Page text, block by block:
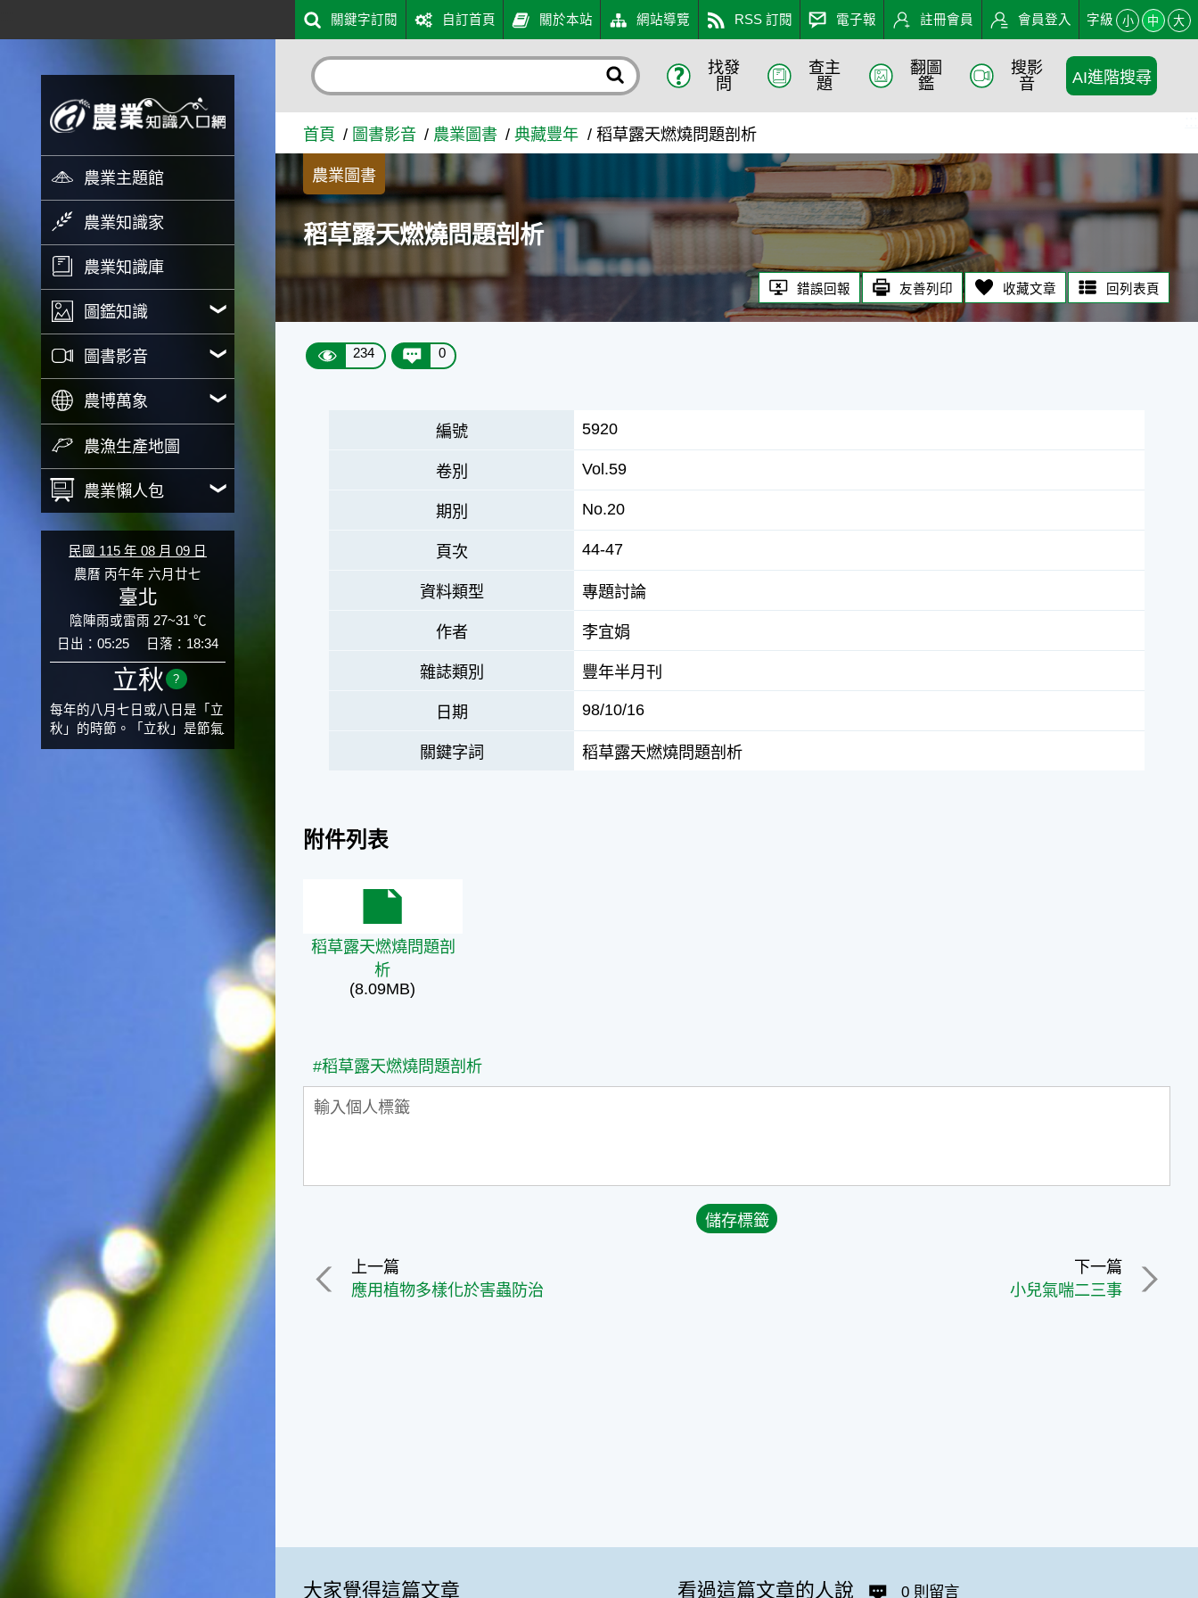
稻草露天燃燒問題剖析 - 農業知識入口網
農業主題館
農業知識家
農業知識庫
圖鑑知識
圖書影音
農博萬象
農漁生產地圖
農業懶人包
民國 115 年 08 月 09 日
農曆 丙午年 六月廿七
臺北
陰陣雨或雷雨 27~31 ℃
日出：05:25
日落：18:34
立秋 ?
每年的八月七日或八日是「立
秋」的時節。「立秋」是節氣
邁入秋涼的先聲，表示酷熱難
否則再晚的話，就會影響稻作
的生長。因為二期稻作最怕的
好，所以選對時機插秧播種是
很重要的。◎節氣小漁夫在這
仍然偏高，所以此時的漁獲還
是多屬於暖水魚，例如東部的
海域可以捕獲到鮮美的立翅旗
魚，在高雄外海有小串、烏
賊，澎湖附近則有鰆、蝦可以
捕獲。◎節氣小園丁這個節氣
是龍眼的盛產期，「龍眼」是
一般家庭在喜慶時常選用的水
果。在民間，人們相信吃了龍
眼肉，子孫會做大官，而且龍
眼又稱為「福圓」，所以有句
俗諺是這麼說的：「食福圓生
子生孫中狀元」，可見龍眼在
民間流傳的說法中是種有「福
氣」的水果喔！◎節氣生活在
這個節氣裡，最重要的節日就
是八月八日的父親節了。或許
因為父親節不一定逢到星期日
的關係，父親節在感覺上似乎
沒有母親節來得熱絡。不過，
父親為家庭付出的辛苦與努力
可不亞於母親喔！小朋友應該
趁著一年一度的父親節，對爸
◎節氣俗諺1.「雷打秋，年冬
關鍵字訂閱 自訂首頁 關於本站 網站導覽 RSS 訂閱 電子報 註冊會員 會員登入 字級 小 中 大
找發
問
查主
題
翻圖
鑑
搜影
音
AI進階搜尋
首頁 圖書影音 農業圖書 典藏豐年 稻草露天燃燒問題剖析
農業圖書
稻草露天燃燒問題剖析
錯誤回報 友善列印 收藏文章 回列表頁
234 0
編號 5920
卷別 Vol.59
期別 No.20
頁次 44-47
資料類型 專題討論
作者 李宜娟
雜誌類別 豐年半月刊
日期 98/10/16
關鍵字詞 稻草露天燃燒問題剖析
附件列表
稻草露天燃燒問題剖析
稻草露天燃燒問題剖
析
(8.09MB)
#稻草露天燃燒問題剖析
上一篇
應用植物多樣化於害蟲防治
下一篇
小兒氣喘二三事
大家覺得這篇文章 看過這篇文章的人說 0 則留言